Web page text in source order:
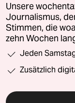
Unsere
Journalismus,
Stimmen, die
zehn Wochen
Jeden
Zusätzlich